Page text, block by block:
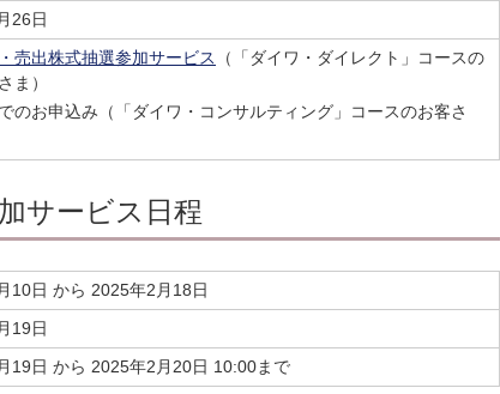
26日
売出株式抽選参加サービス
（「ダイワ・ダイレクト」コースの
ま）
のお申込み（「ダイワ・コンサルティング」コースのお客さ
サービス日程
10日 から 2025年2月18日
19日
19日 から 2025年2月20日 10:00まで